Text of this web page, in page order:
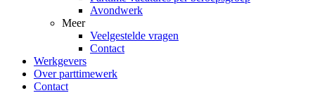
Avondwerk
Meer
Veelgestelde vragen
Contact
Werkgevers
Over parttimewerk
Contact